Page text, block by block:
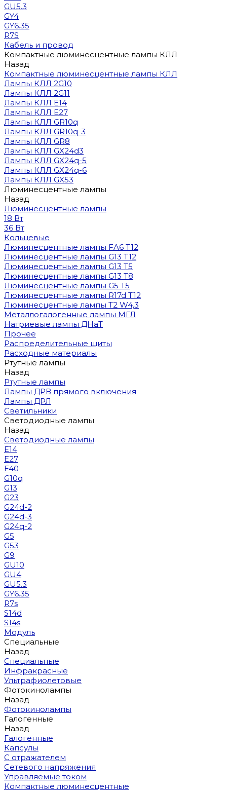
GU5.3
GY4
GY6.35
R7S
Кабель и провод
Компактные люминесцентные лампы КЛЛ
Назад
Компактные люминесцентные лампы КЛЛ
Лампы КЛЛ 2G10
Лампы КЛЛ 2G11
Лампы КЛЛ E14
Лампы КЛЛ E27
Лампы КЛЛ GR10q
Лампы КЛЛ GR10q-3
Лампы КЛЛ GR8
Лампы КЛЛ GX24d3
Лампы КЛЛ GX24q-5
Лампы КЛЛ GX24q-6
Лампы КЛЛ GX53
Люминесцентные лампы
Назад
Люминесцентные лампы
18 Вт
36 Вт
Кольцевые
Люминесцентные лампы FA6 T12
Люминесцентные лампы G13 T12
Люминесцентные лампы G13 T5
Люминесцентные лампы G13 T8
Люминесцентные лампы G5 T5
Люминесцентные лампы R17d T12
Люминесцентные лампы T2 W4,3
Металлогалогенные лампы МГЛ
Натриевые лампы ДНаТ
Прочее
Распределительные щиты
Расходные материалы
Ртутные лампы
Назад
Ртутные лампы
Лампы ДРВ прямого включения
Лампы ДРЛ
Светильники
Светодиодные лампы
Назад
Светодиодные лампы
E14
E27
E40
G10q
G13
G23
G24d-2
G24d-3
G24q-2
G5
G53
G9
GU10
GU4
GU5.3
GY6.35
R7s
S14d
S14s
Модуль
Специальные
Назад
Специальные
Инфракрасные
Ультрафиолетовые
Фотокинолампы
Назад
Фотокинолампы
Галогенные
Назад
Галогенные
Капсулы
С отражателем
Сетевого напряжения
Управляемые током
Компактные люминесцентные